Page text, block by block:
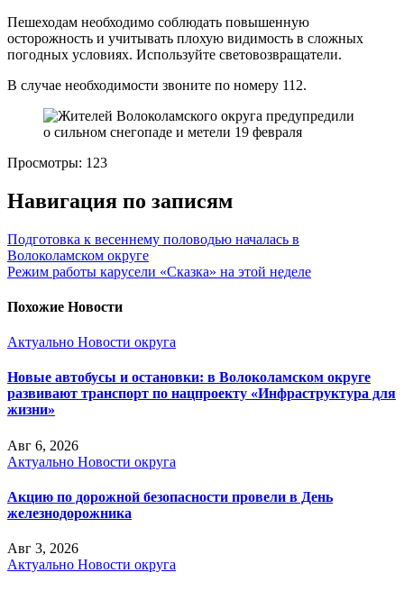
Пешеходам необходимо соблюдать повышенную
осторожность и учитывать плохую видимость в сложных
погодных условиях. Используйте световозвращатели.
В случае необходимости звоните по номеру 112.
Просмотры: 123
Навигация по записям
Подготовка к весеннему половодью началась в
Волоколамском округе
Режим работы карусели «Сказка» на этой неделе
Похожие Новости
Актуально Новости округа
Новые автобусы и остановки: в Волоколамском округе
развивают транспорт по нацпроекту «Инфраструктура для
жизни»
Авг 6, 2026
Актуально Новости округа
Акцию по дорожной безопасности провели в День
железнодорожника
Авг 3, 2026
Актуально Новости округа